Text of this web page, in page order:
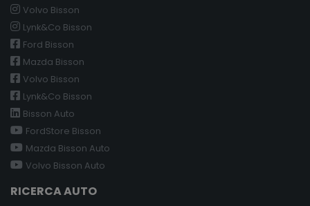
Volvo Bisson
Lynk&Co Bisson
Ford Bisson
Mazda Bisson
Volvo Bisson
Lynk&Co Bisson
Bisson Auto
FordStore Bisson
Mazda Bisson Auto
Volvo Bisson Auto
RICERCA AUTO